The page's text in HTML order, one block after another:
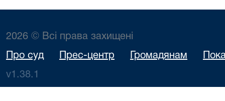
2026 © Всі права захищені
Про суд Прес-центр Громадянам
v1.38.1